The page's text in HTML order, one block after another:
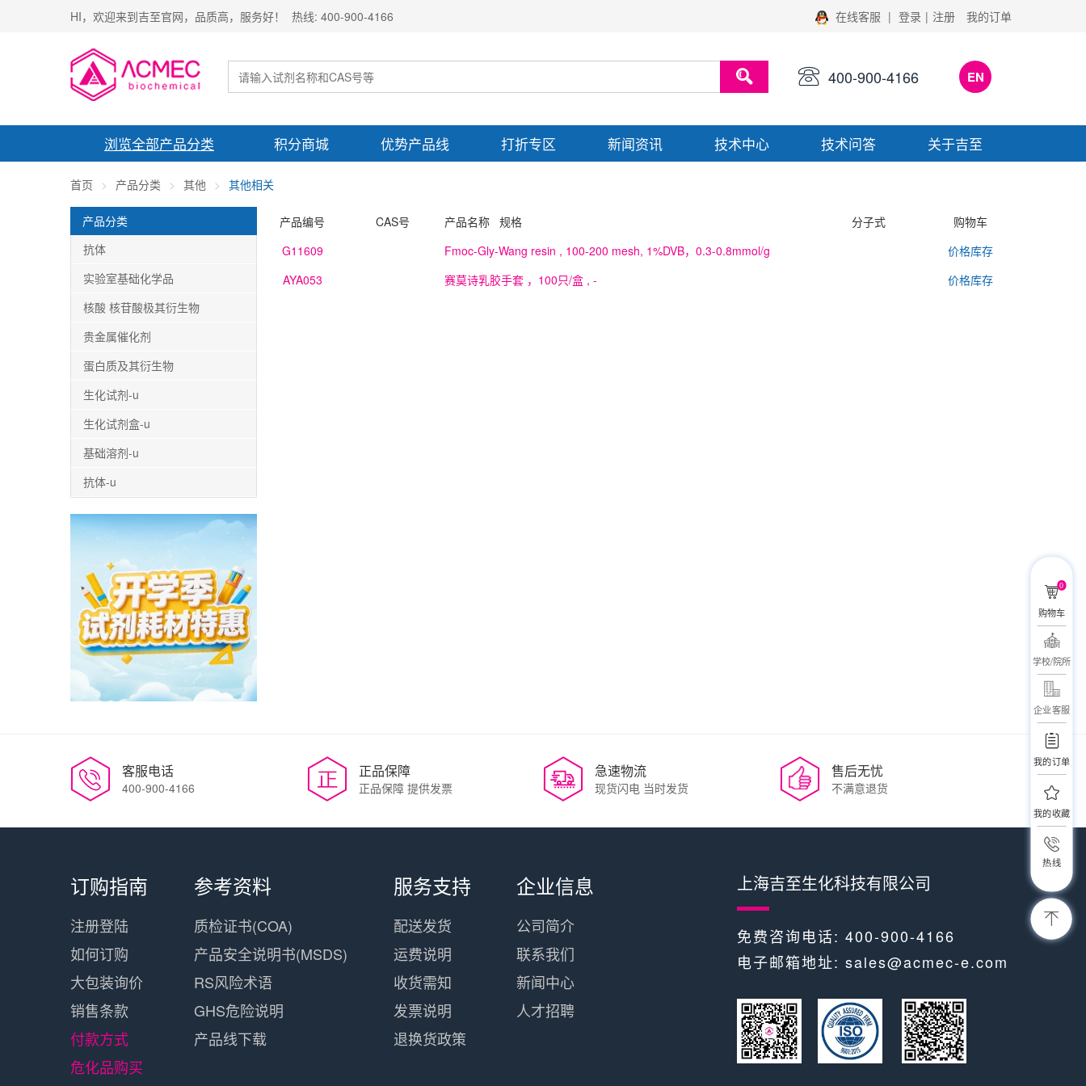
HI，欢迎来到吉至官网，品质高，服务好！ 热线: 400-900-4166 在线客服 | 登录 | 注册 我的订单
400-900-4166 EN
浏览全部产品分类 积分商城 优势产品线 打折专区 新闻资讯 技术中心 技术问答 关于吉至
首页 产品分类 其他 其他相关
产品分类
抗体
实验室基础化学品
核酸 核苷酸极其衍生物
贵金属催化剂
蛋白质及其衍生物
生化试剂-u
生化试剂盒-u
基础溶剂-u
抗体-u
产品编号 CAS号 产品名称 规格 分子式
购物车
G11609
Fmoc-Gly-Wang resin , 100-200 mesh, 1%DVB，0.3-0.8mmol/g
价格库存
AYA053
赛莫诗乳胶手套 ，100只/盒 , - 价格库存
客服电话
400-900-4166
正品保障
正品保障 提供发票
急速物流
现货闪电 当时发货
售后无忧
不满意退货
订购指南
注册登陆
如何订购
大包装询价
销售条款
付款方式
危化品购买
参考资料
质检证书(COA)
产品安全说明书(MSDS)
RS风险术语
GHS危险说明
产品线下载
服务支持
配送发货
运费说明
收货需知
发票说明
退换货政策
企业信息
公司简介
联系我们
新闻中心
人才招聘
上海吉至生化科技有限公司
免费咨询电话: 400-900-4166
电子邮箱地址: sales@acmec-e.com
0
购物车
学校/院所
企业客服
我的订单
我的收藏
热线